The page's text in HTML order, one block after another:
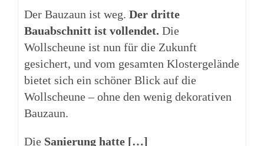
Der Bauzaun ist weg. Der dritte
Bauabschnitt ist vollendet. Die
Wollscheune ist nun für die Zukunft
gesichert, und vom gesamten Klostergelände
bietet sich ein schöner Blick auf die
Wollscheune – ohne den wenig dekorativen
Bauzaun.
Die Sanierung hatte […]